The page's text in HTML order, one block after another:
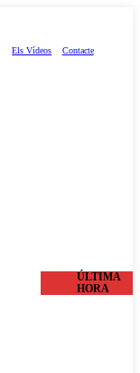
Els Vídeos Contacte
ÚLTIMA
HORA